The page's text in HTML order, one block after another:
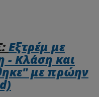
Εξτρέμ με
- Κλάση και
με πρώην